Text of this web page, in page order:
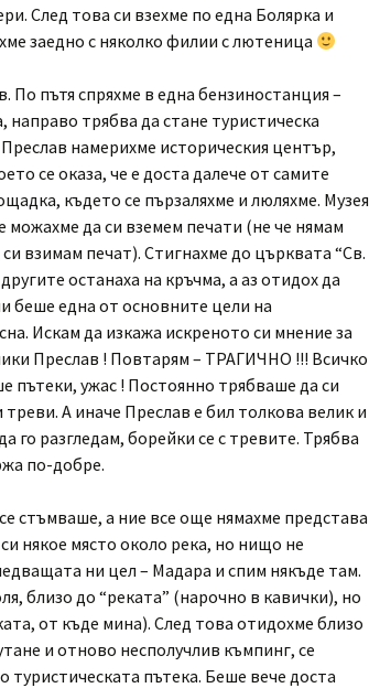
След това си взехме по една Болярка и
заедно с няколко филии с лютеница
пътя спряхме в една бензиностанция –
направо трябва да стане туристическа
намерихме историческия център,
се оказа, че е доста далече от самите
където се пързаляхме и люляхме. Музея
можахме да си вземем печати (не че нямам
взимам печат). Стигнахме до църквата “Св.
останаха на кръчма, а аз отидох да
беше една от основните цели на
Искам да изкажа искреното си мнение за
Преслав ! Повтарям – ТРАГИЧНО !!! Всичко
пътеки, ужас ! Постоянно трябваше да си
А иначе Преслав е бил толкова велик и
го разгледам, борейки се с тревите. Трябва
по-добре.
стъмваше, а ние все още нямахме представа
някое място около река, но нищо не
ни цел – Мадара и спим някъде там.
близо до “реката” (нарочно в кавички), но
от къде мина). След това отидохме близо
и отново несполучлив къмпинг, се
туристическата пътека. Беше вече доста